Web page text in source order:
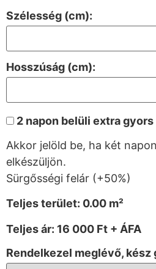
Szélesség (cm):
Hosszúság (cm):
2 napon belüli extra
Akkor jelöld be, ha két
elkészüljön.
Sürgősségi felár (+50%)
Teljes terület: 0.00 m²
Teljes ár: 16 000 Ft + ÁFA
Rendelkezel meglévő, kész